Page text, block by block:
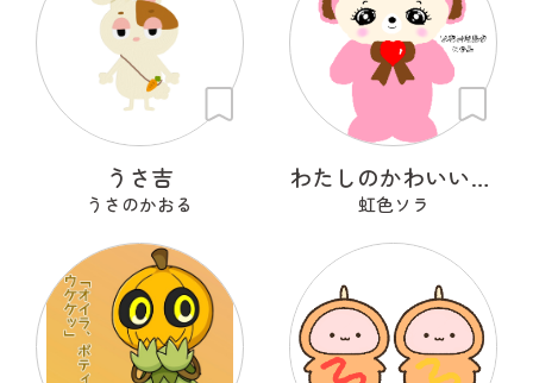
うさ吉
うさのかおる
わたしのかわいいせかい
虹色ソラ